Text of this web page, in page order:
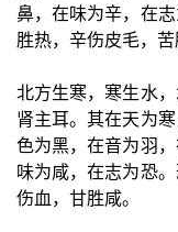
鼻，在味为辛，在
胜热，辛伤皮毛，苦
北方生寒，寒生水
肾主耳。其在天为
色为黑，在音为羽
味为咸，在志为恐
伤血，甘胜咸。